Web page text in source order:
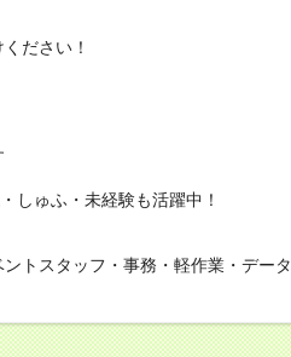
ださい！
しゅふ・未経験も活躍中！
トスタッフ・事務・軽作業・データ